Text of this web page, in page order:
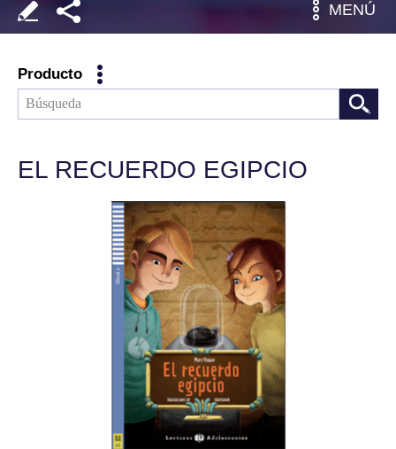
MENÚ
Producto
EL RECUERDO EGIPCIO